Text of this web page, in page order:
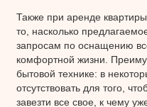
Также при аренде
то, насколько
запросам по оснащению
комфортной жизни.
бытовой технике: в
отсутствовать для того,
завезти все свое, к чему